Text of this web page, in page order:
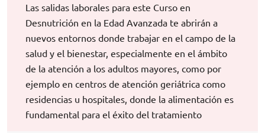
Las salidas laborales para este Curso en
Desnutrición en la Edad Avanzada te abrirán a
nuevos entornos donde trabajar en el campo de la
salud y el bienestar, especialmente en el ámbito
de la atención a los adultos mayores, como por
ejemplo en centros de atención geriátrica como
residencias u hospitales, donde la alimentación es
fundamental para el éxito del tratamiento